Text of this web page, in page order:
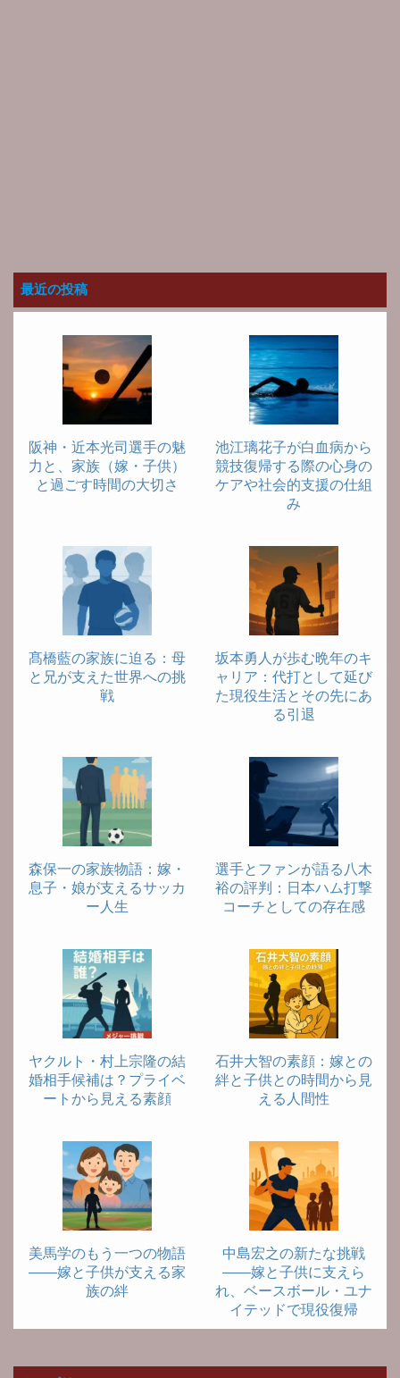
最近の投稿
阪神・近本光司選手の魅
力と、家族（嫁・子供）
と過ごす時間の大切さ
池江璃花子が白血病から
競技復帰する際の心身の
ケアや社会的支援の仕組
み
髙橋藍の家族に迫る：母
と兄が支えた世界への挑
戦
坂本勇人が歩む晩年のキ
ャリア：代打として延び
た現役生活とその先にあ
る引退
森保一の家族物語：嫁・
息子・娘が支えるサッカ
ー人生
選手とファンが語る八木
裕の評判：日本ハム打撃
コーチとしての存在感
ヤクルト・村上宗隆の結
婚相手候補は？プライベ
ートから見える素顔
石井大智の素顔：嫁との
絆と子供との時間から見
える人間性
美馬学のもう一つの物語
――嫁と子供が支える家
族の絆
中島宏之の新たな挑戦
――嫁と子供に支えら
れ、ベースボール・ユナ
イテッドで現役復帰